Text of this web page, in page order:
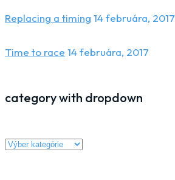
Replacing a timing 14 februára, 2017
Time to race 14 februára, 2017
category with dropdown
category